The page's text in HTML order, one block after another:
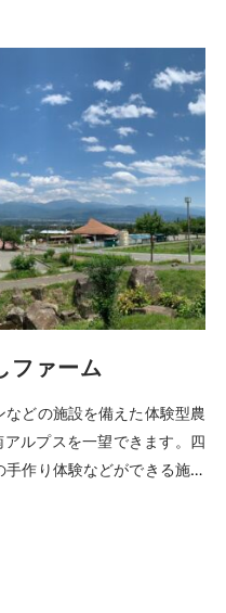
ファーム
どの施設を備えた体験型農
ルプスを一望できます。四
作り体験などができる施設
、パン屋さん、お蕎麦屋さ